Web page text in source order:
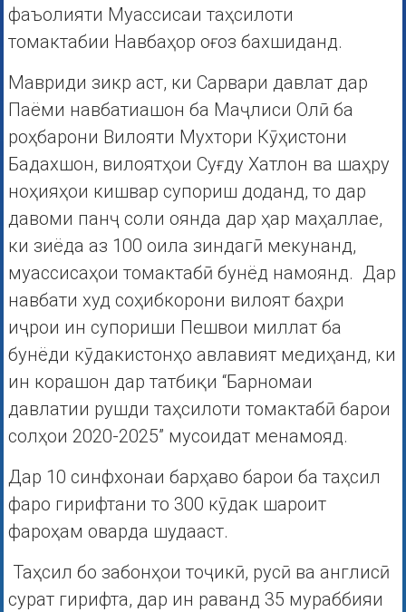
фаъолияти Муассисаи таҳсилоти
томактабии Навбаҳор оғоз бахшиданд.
Мавриди зикр аст, ки Сарвари давлат дар
Паёми навбатиашон ба Маҷлиси Олӣ ба
роҳбарони Вилояти Мухтори Кӯҳистони
Бадахшон, вилоятҳои Суғду Хатлон ва шаҳру
ноҳияҳои кишвар супориш доданд, то дар
давоми панҷ соли оянда дар ҳар маҳаллае,
ки зиёда аз 100 оила зиндагӣ мекунанд,
муассисаҳои томактабӣ бунёд намоянд. Дар
навбати худ соҳибкорони вилоят баҳри
иҷрои ин супориши Пешвои миллат ба
бунёди кӯдакистонҳо авлавият медиҳанд, ки
ин корашон дар татбиқи “Барномаи
давлатии рушди таҳсилоти томактабӣ барои
солҳои 2020-2025” мусоидат менамояд.
Дар 10 синфхонаи барҳаво барои ба таҳсил
фаро гирифтани то 300 кӯдак шароит
фароҳам оварда шудааст.
Таҳсил бо забонҳои тоҷикӣ, русӣ ва англисӣ
сурат гирифта, дар ин раванд 35 мураббияи